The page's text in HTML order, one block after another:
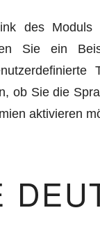
des Moduls
Sie ein
ob Sie die
aktivieren